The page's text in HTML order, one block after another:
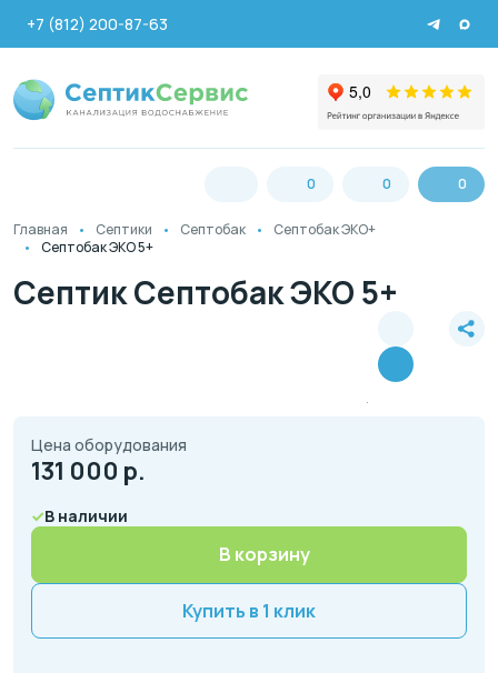
+7 (812) 200-87-63
0 0 0
Главная Септики Септобак
Септобак ЭКО+
Септобак ЭКО 5+
Септик Септобак ЭКО 5+
Цена оборудования
131 000 р.
В наличии
В корзину
Купить в 1 клик